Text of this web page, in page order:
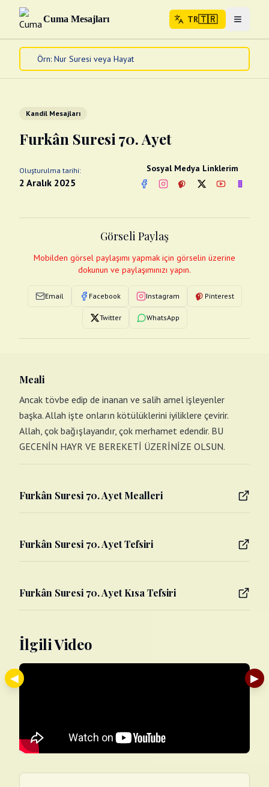
Cuma Mesajları TR🇹🇷 Menuyu
Ana Sayfa
Diğer
Abdest Videoları
Fotograflar
Kandil Mesajları
Furkân Suresi 70. Ayet
Oluşturulma tarihi:
2 Aralık 2025
Sosyal Medya Linklerim
FacebookInstagram
PinterestTwitterYouTube
Görseli Paylaş
Mobilden görsel paylaşımı yapmak için görselin üzerine
dokunun ve paylaşımınızı yapın.
Email Facebook Instagram Pinterest
Twitter WhatsApp
Meali
Ancak tövbe edip de inanan ve salih amel işleyenler
başka. Allah işte onların kötülüklerini iyiliklere çevirir.
Allah, çok bağışlayandır, çok merhamet edendir. BU
GECENİN HAYR VE BEREKETİ ÜZERİNİZE OLSUN.
Furkân Suresi 70. Ayet Mealleri
Furkân Suresi 70. Ayet Tefsiri
Furkân Suresi 70. Ayet Kısa Tefsiri
İlgili Video
◀ ▶